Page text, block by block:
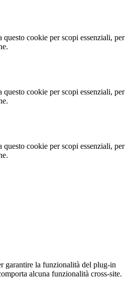
questo cookie per scopi essenziali, per
questo cookie per scopi essenziali, per
questo cookie per scopi essenziali, per
garantire la funzionalità del plug-in
alcuna funzionalità cross-site.